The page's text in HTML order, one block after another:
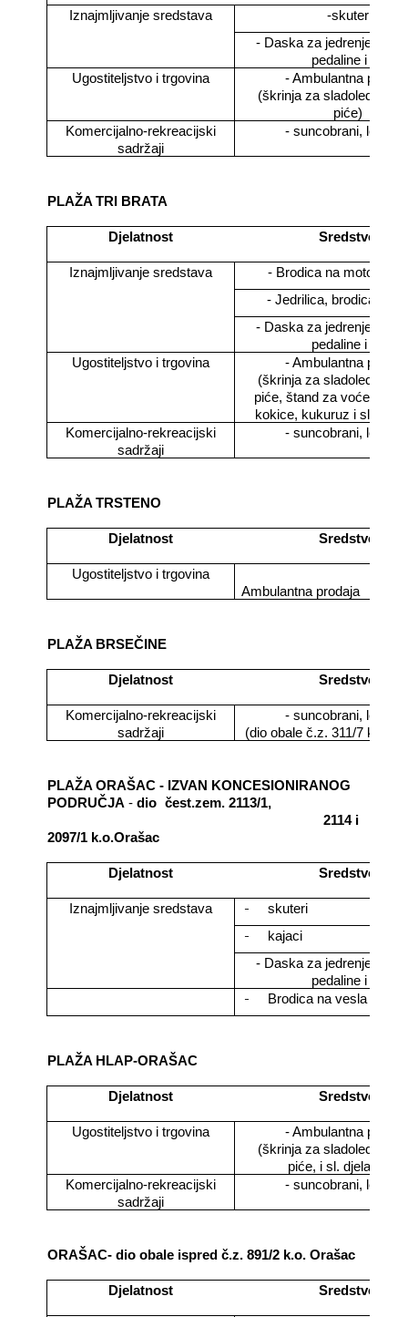
Iznajmljivanje sredstava
-skuter
- Daska za jedrenje,
pedaline i sl.
Ugostiteljstvo i trgovina
- Ambulantna
(škrinja za sladoled,
piće)
Komercijalno-rekreacijski
sadržaji
- suncobrani,
PLAŽA TRI BRATA
Djelatnost Sredstvo
Iznajmljivanje sredstava
- Brodica na motorni
- Jedrilica, brodica na
- Daska za jedrenje,
pedaline i sl.
Ugostiteljstvo i trgovina
- Ambulantna
(škrinja za sladoled,
piće, štand za voće,
kokice, kukuruz i sl.
Komercijalno-rekreacijski
sadržaji
- suncobrani,
PLAŽA TRSTENO
Djelatnost Sredstvo
Ugostiteljstvo i trgovina
Ambulantna prodaja
PLAŽA BRSEČINE
Djelatnost Sredstvo
Komercijalno-rekreacijski
sadržaji
- suncobrani,
(dio obale č.z. 311/7 k.o.
PLAŽA ORAŠAC - IZVAN KONCESIONIRANOG
PODRUČJA -dio čest.zem. 2113/1,
2114 i
2097/1 k.o.Orašac
Djelatnost Sredstvo
Iznajmljivanje sredstava - skuteri
-
kajaci
- Daska za jedrenje,
pedaline i sl.
- Brodica na vesla
PLAŽA HLAP-ORAŠAC
Djelatnost Sredstvo
Ugostiteljstvo i trgovina
- Ambulantna
(škrinja za sladoled,
piće, i sl. djelatnosti)
Komercijalno-rekreacijski
sadržaji
- suncobrani,
ORAŠAC- dio obale ispred č.z. 891/2 k.o. Orašac
Djelatnost Sredstvo